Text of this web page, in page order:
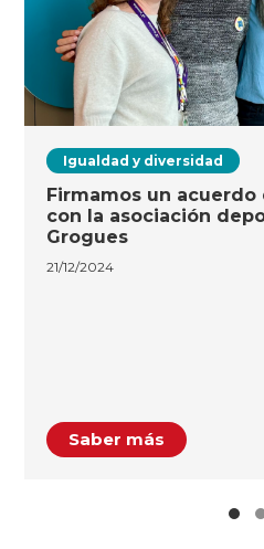
Igualdad y diversidad
Firmamos un
con la asociación
Grogues
21/12/2024
Saber más